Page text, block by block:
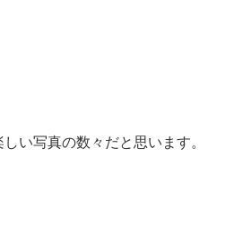
い写真の数々だと思います。